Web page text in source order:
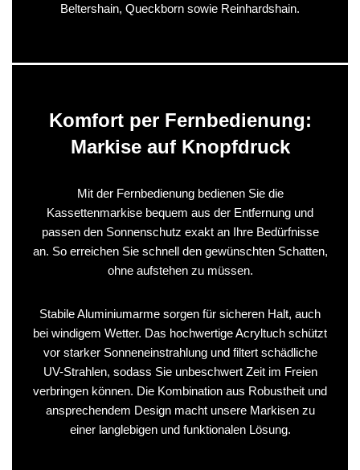
Beltershain, Queckborn sowie Reinhardshain.
Komfort per Fernbedienung:
Markise auf Knopfdruck
Mit der Fernbedienung bedienen Sie die
Kassettenmarkise bequem aus der Entfernung und
passen den Sonnenschutz exakt an Ihre Bedürfnisse
an. So erreichen Sie schnell den gewünschten Schatten,
ohne aufstehen zu müssen.
Stabile Aluminiumarme sorgen für sicheren Halt, auch
bei windigem Wetter. Das hochwertige Acryltuch schützt
vor starker Sonneneinstrahlung und filtert schädliche
UV-Strahlen, sodass Sie unbeschwert Zeit im Freien
verbringen können. Die Kombination aus Robustheit und
ansprechendem Design macht unsere Markisen zu
einer langlebigen und funktionalen Lösung.